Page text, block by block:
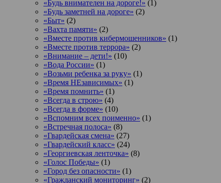
«Будь внимателен на дороге!» (1)
«Будь заметней на дороге» (2)
«Быт» (2)
«Вахта памяти» (2)
«Вместе против кибермошенников» (1)
«Вместе против террора» (2)
«Внимание – дети!» (10)
«Вода России» (1)
«Возьми ребенка за руку» (1)
«Время НЕзависимых» (1)
«Время помнить» (1)
«Всегда в строю» (4)
«Всегда в форме» (10)
«Вспомним всех поименно» (1)
«Встречная полоса» (8)
«Гвардейская смена» (27)
«Гвардейский класс» (24)
«Георгиевская ленточка» (8)
«Голос Победы» (1)
«Город без опасности» (1)
«Гражданский мониторинг» (2)